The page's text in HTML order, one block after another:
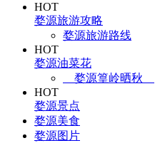
HOT
婺源旅游攻略
婺源旅游路线
HOT
婺源油菜花
婺源篁岭晒秋
HOT
婺源景点
婺源美食
婺源图片